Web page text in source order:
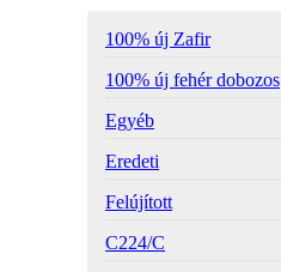
100% új Zafir
100% új fehér dobozos
Egyéb
Eredeti
Felújított
C224/C